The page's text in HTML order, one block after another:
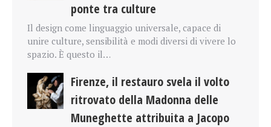
ponte tra culture
Il design come linguaggio universale, capace di
unire culture, sensibilità e modi diversi di vivere lo
spazio. È questo il…
Firenze, il restauro svela il volto
ritrovato della Madonna delle
Muneghette attribuita a Jacopo